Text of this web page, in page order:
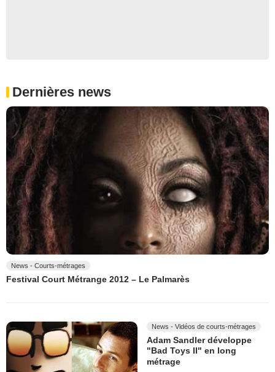
Dernières news
News - Courts-métrages
Festival Court Métrange 2012 – Le Palmarès
News - Vidéos de courts-métrages
Adam Sandler développe
"Bad Toys II" en long
métrage